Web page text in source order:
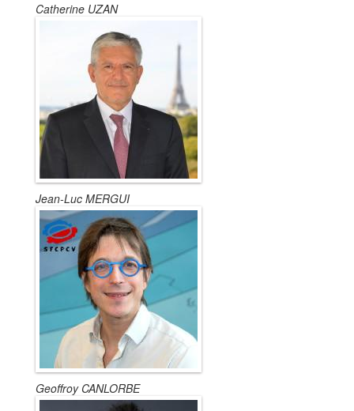
Catherine UZAN
Jean-Luc MERGUI
Geoffroy CANLORBE